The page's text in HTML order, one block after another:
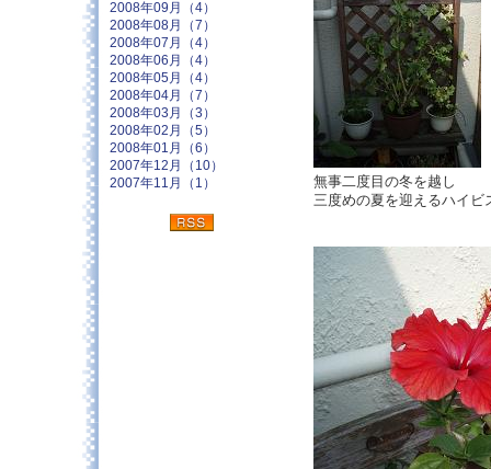
無事二度目の冬を越し
三度めの夏を迎えるハイビ
2008年09月（4）
2008年08月（7）
2008年07月（4）
2008年06月（4）
2008年05月（4）
2008年04月（7）
2008年03月（3）
2008年02月（5）
2008年01月（6）
2007年12月（10）
2007年11月（1）